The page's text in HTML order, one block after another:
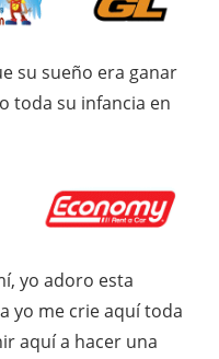
su sueño era ganar
toda su infancia en
yo adoro esta
yo me crie aquí toda
aquí a hacer una